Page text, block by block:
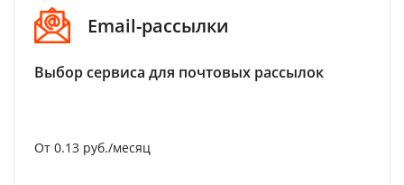
Email-рассылки
Выбор сервиса для почтовых рассылок
От 0.13 руб./месяц